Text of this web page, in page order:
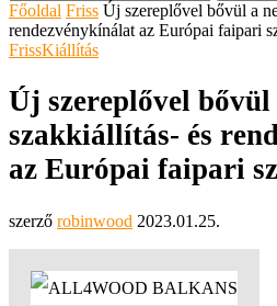
Főoldal Friss Új szereplővel bővül a
rendezvénykínálat az Európai faipari
FrissKiállítás
Új szereplővel bővül
szakkiállítás- és
az Európai faipari
szerző robinwood 2023.01.25.